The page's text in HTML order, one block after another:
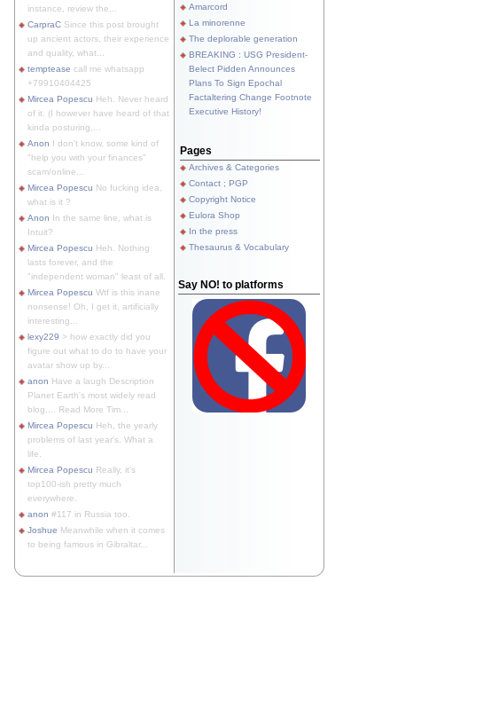
instance, review the...
CarpraC Since this post brought
up ancient actors, their experience
and quality, what...
temptease call me whatsapp
+79910404425
Mircea Popescu Heh. Never heard
of it. (I however have heard of that
kinda posturing,...
Anon I don't know, some kind of
"help you with your finances"
scam/online...
Mircea Popescu No fucking idea,
what is it ?
Anon In the same line, what is
Intuit?
Mircea Popescu Heh. Nothing
lasts forever, and the
"independent woman" least of all.
Mircea Popescu Wtf is this inane
nonsense! Oh, I get it, artificially
interesting...
lexy229 > how exactly did you
figure out what to do to have your
avatar show up by...
anon Have a laugh Description
Planet Earth's most widely read
blog.... Read More Tim...
Mircea Popescu Heh, the yearly
problems of last year's. What a
life.
Mircea Popescu Really, it's
top100-ish pretty much
everywhere.
anon #117 in Russia too.
Joshue Meanwhile when it comes
to being famous in Gibraltar...
Amarcord
La minorenne
The deplorable generation
BREAKING : USG President-
Belect Pidden Announces
Plans To Sign Epochal
Factaltering Change Footnote
Executive History!
Pages
Archives & Categories
Contact ; PGP
Copyright Notice
Eulora Shop
In the press
Thesaurus & Vocabulary
Say NO! to platforms